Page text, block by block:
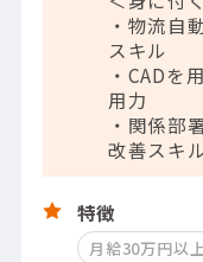
・物流自
スキル
・CADを
用力
・関係部
改善スキ
特徴
月給30万円以